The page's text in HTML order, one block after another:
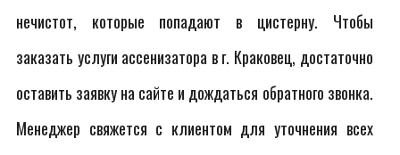
нечистот, которые попадают в цистерну. Чтобы
заказать услуги ассенизатора в г. Краковец, достаточно
оставить заявку на сайте и дождаться обратного звонка.
Менеджер свяжется с клиентом для уточнения всех